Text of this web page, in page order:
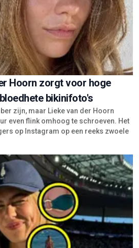
Hoorn zorgt voor hoge
bikinifoto's
zijn, maar Lieke van der Hoorn
even flink omhoog te schroeven. Het
op Instagram op een reeks zwoele